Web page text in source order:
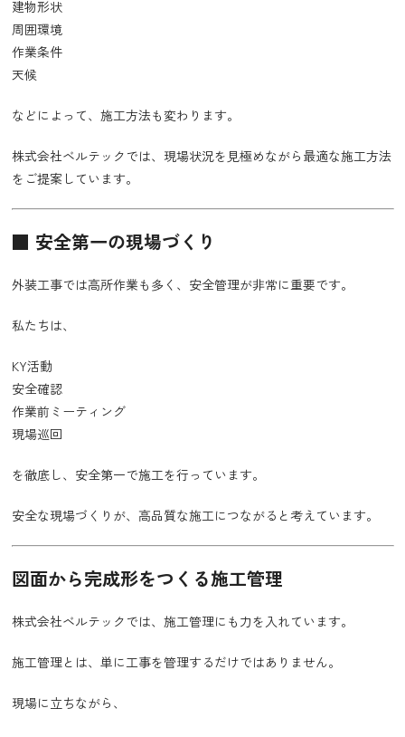
建物形状
周囲環境
作業条件
天候
などによって、施工方法も変わります。
株式会社ベルテックでは、現場状況を見極めながら最適な施工方法
をご提案しています。
■ 安全第一の現場づくり
外装工事では高所作業も多く、安全管理が非常に重要です。
私たちは、
KY活動
安全確認
作業前ミーティング
現場巡回
を徹底し、安全第一で施工を行っています。
安全な現場づくりが、高品質な施工につながると考えています。
図面から完成形をつくる施工管理
株式会社ベルテックでは、施工管理にも力を入れています。
施工管理とは、単に工事を管理するだけではありません。
現場に立ちながら、